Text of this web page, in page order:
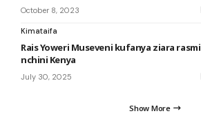
October 8, 2023
Kimataifa
Rais Yoweri Museveni kufanya ziara rasmi
nchini Kenya
July 30, 2025
Show More